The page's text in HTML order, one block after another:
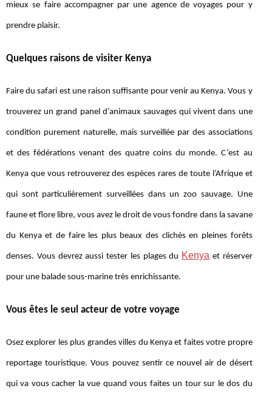
mieux se faire accompagner par une agence de voyages pour y
prendre plaisir.
Quelques raisons de visiter Kenya
Faire du safari est une raison suffisante pour venir au Kenya. Vous y
trouverez un grand panel d’animaux sauvages qui vivent dans une
condition purement naturelle, mais surveillée par des associations
et des fédérations venant des quatre coins du monde. C’est au
Kenya que vous retrouverez des espèces rares de toute l’Afrique et
qui sont particulièrement surveillées dans un zoo sauvage. Une
faune et flore libre, vous avez le droit de vous fondre dans la savane
du Kenya et de faire les plus beaux des clichés en pleines forêts
denses. Vous devrez aussi tester les plages du Kenya et réserver
pour une balade sous-marine très enrichissante.
Vous êtes le seul acteur de votre voyage
Osez explorer les plus grandes villes du Kenya et faites votre propre
reportage touristique. Vous pouvez sentir ce nouvel air de désert
qui va vous cacher la vue quand vous faites un tour sur le dos du